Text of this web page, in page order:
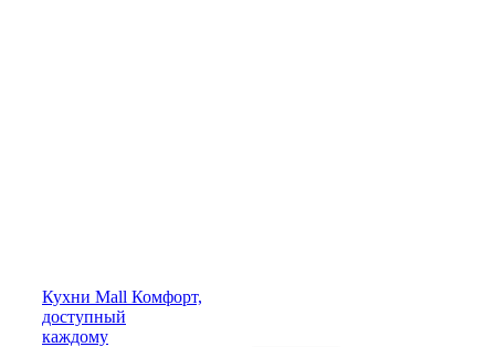
Кухни Mall Комфорт,
доступный
каждому